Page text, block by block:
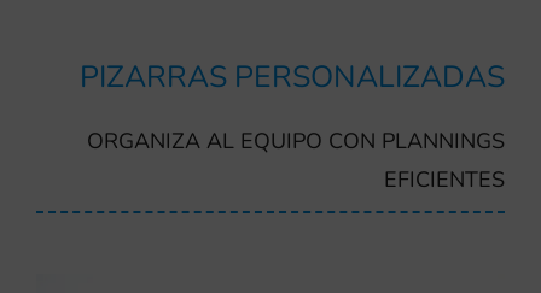
PIZARRAS PERSONALIZADAS
ORGANIZA AL EQUIPO CON PLANNINGS
EFICIENTES